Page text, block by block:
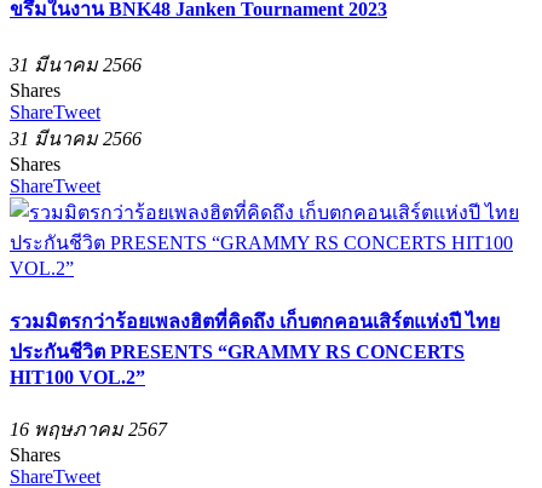
ขรึมในงาน BNK48 Janken Tournament 2023
31 มีนาคม 2566
Shares
ShareTweet
31 มีนาคม 2566
Shares
ShareTweet
รวมมิตรกว่าร้อยเพลงฮิตที่คิดถึง เก็บตกคอนเสิร์ตแห่งปี ไทย
ประกันชีวิต PRESENTS “GRAMMY RS CONCERTS
HIT100 VOL.2”
16 พฤษภาคม 2567
Shares
ShareTweet